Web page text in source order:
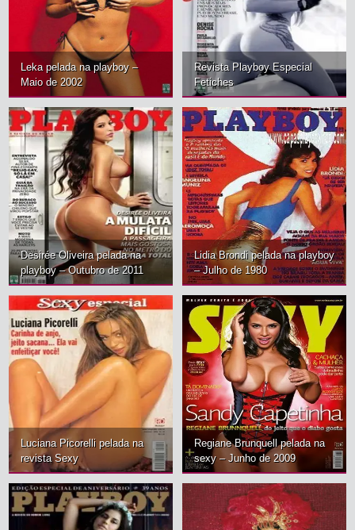
Leka pelada na playboy –
Maio de 2002
Revista Playboy Especial
Fetiches
Desirée Oliveira pelada na
playboy – Outubro de 2011
Lidia Brondi pelada na playboy
– Julho de 1980
Luciana Picorelli pelada na
revista Sexy
Regiane Brunquell pelada na
sexy – Junho de 2009